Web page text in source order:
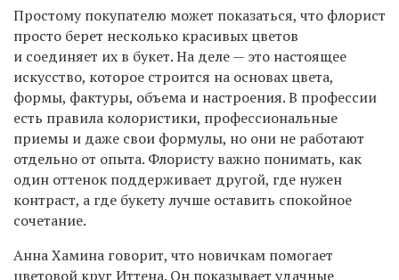
Простому покупателю может показаться, что флорист
просто берет несколько красивых цветов
и соединяет их в букет. На деле — это настоящее
искусство, которое строится на основах цвета,
формы, фактуры, объема и настроения. В профессии
есть правила колористики, профессиональные
приемы и даже свои формулы, но они не работают
отдельно от опыта. Флористу важно понимать, как
один оттенок поддерживает другой, где нужен
контраст, а где букету лучше оставить спокойное
сочетание.
Анна Хамина говорит, что новичкам помогает
цветовой круг Иттена. Он показывает удачные